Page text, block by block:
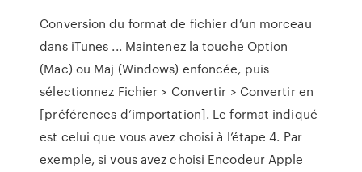
Conversion du format de fichier d’un morceau
dans iTunes ... Maintenez la touche Option
(Mac) ou Maj (Windows) enfoncée, puis
sélectionnez Fichier > Convertir > Convertir en
[préférences d’importation]. Le format indiqué
est celui que vous avez choisi à l’étape 4. Par
exemple, si vous avez choisi Encodeur Apple